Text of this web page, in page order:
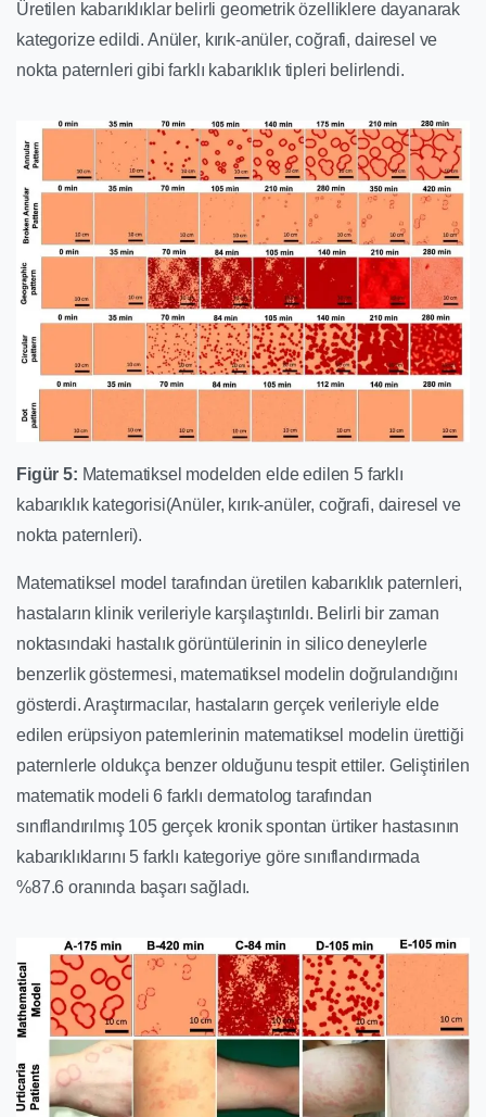
Üretilen kabarıklıklar belirli geometrik özelliklere dayanarak
kategorize edildi. Anüler, kırık-anüler, coğrafi, dairesel ve
nokta paternleri gibi farklı kabarıklık tipleri belirlendi.
Figür 5: Matematiksel modelden elde edilen 5 farklı
kabarıklık kategorisi(Anüler, kırık-anüler, coğrafi, dairesel ve
nokta paternleri).
Matematiksel model tarafından üretilen kabarıklık paternleri,
hastaların klinik verileriyle karşılaştırıldı. Belirli bir zaman
noktasındaki hastalık görüntülerinin in silico deneylerle
benzerlik göstermesi, matematiksel modelin doğrulandığını
gösterdi. Araştırmacılar, hastaların gerçek verileriyle elde
edilen erüpsiyon paternlerinin matematiksel modelin ürettiği
paternlerle oldukça benzer olduğunu tespit ettiler. Geliştirilen
matematik modeli 6 farklı dermatolog tarafından
sınıflandırılmış 105 gerçek kronik spontan ürtiker hastasının
kabarıklıklarını 5 farklı kategoriye göre sınıflandırmada
%87.6 oranında başarı sağladı.